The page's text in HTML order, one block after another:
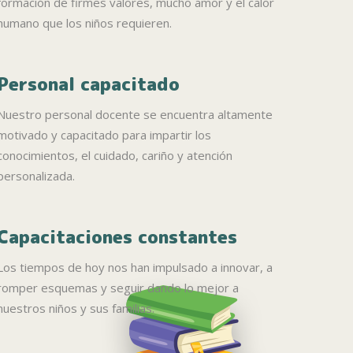
que los niños requieren.
capacitado
personal docente se encuentra altamente
y capacitado para impartir los
el cuidado, cariño y atención
constantes
tiempos de hoy nos han impulsado a innovar, a
esquemas y seguir dando lo mejor a
niños y sus familias.